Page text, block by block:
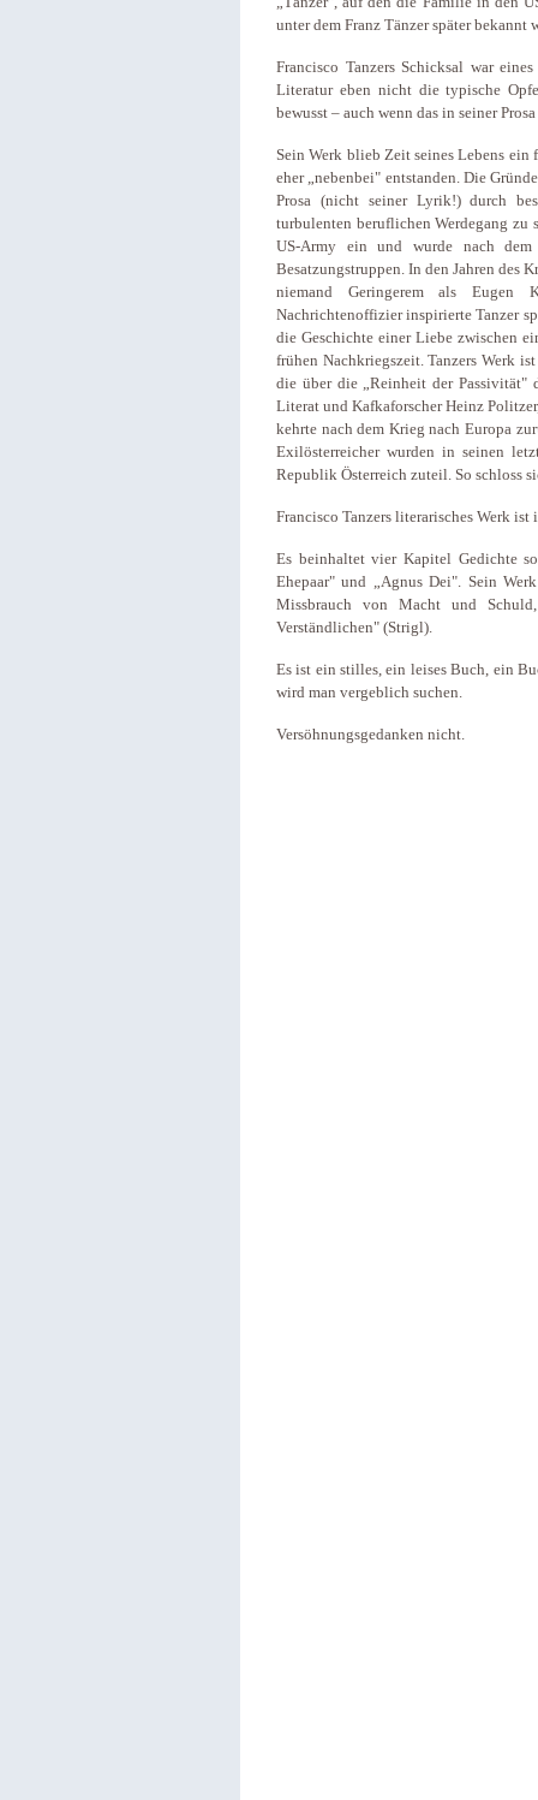
unter dem Franz Tänzer später bekannt
Francisco Tanzers Schicksal war
Literatur eben nicht die typische
bewusst – auch wenn das in seiner
Sein Werk blieb Zeit seines Lebens ein
eher „nebenbei" entstanden. Die
Prosa (nicht seiner Lyrik!) durch
turbulenten beruflichen Werdegang zu
US-Army ein und wurde nach
Besatzungstruppen. In den Jahren des
niemand Geringerem als Eugen
Nachrichtenoffizier inspirierte Tanzer
die Geschichte einer Liebe zwischen
frühen Nachkriegszeit. Tanzers Werk
die über die „Reinheit der Passivität"
Literat und Kafkaforscher Heinz
kehrte nach dem Krieg nach Europa
Exilösterreicher wurden in seinen
Republik Österreich zuteil. So schloss
Francisco Tanzers literarisches Werk
Es beinhaltet vier Kapitel Gedichte
Ehepaar" und „Agnus Dei". Sein
Missbrauch von Macht und
Verständlichen" (Strigl).
Es ist ein stilles, ein leises Buch, ein
wird man vergeblich suchen.
Versöhnungsgedanken nicht.